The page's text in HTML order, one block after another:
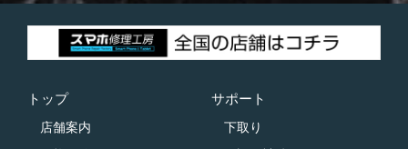
トップ
店舗案内
サポート
下取り